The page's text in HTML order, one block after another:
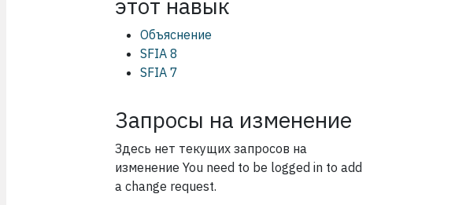
этот навык
Объяснение
SFIA 8
SFIA 7
Запросы на изменение
Здесь нет текущих запросов на
изменение You need to be logged in to add
a change request.